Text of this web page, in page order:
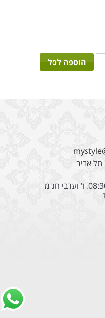
הוספה לסל
א' - ה': 08:30-19:00, ו' וערבי חג מ